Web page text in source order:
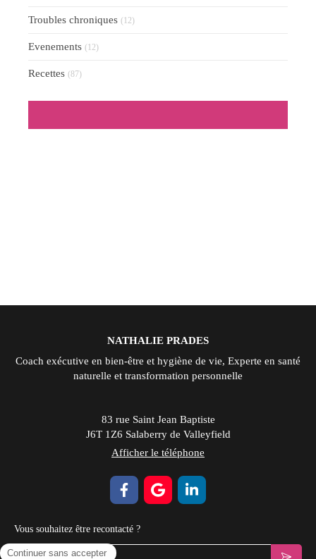
Troubles chroniques (12)
Evenements (12)
Recettes (87)
NATHALIE PRADES
Coach exécutive en bien-être et hygiène de vie, Experte en santé
naturelle et transformation personnelle
83 rue Saint Jean Baptiste
J6T 1Z6 Salaberry de Valleyfield
Afficher le téléphone
Vous souhaitez être recontacté ?
Votre email